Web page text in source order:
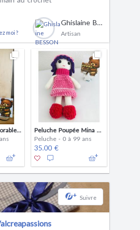
moi ?
Ghislaine BESSON
Artisan
Peluche Meg l'adorable ourse en coton Oeko-Tex fait main
Peluche Poupée Mina en Velours rose Les doudous de Ghis
Peluche - 0 à 99 ans
35.00 €
+ Suivre